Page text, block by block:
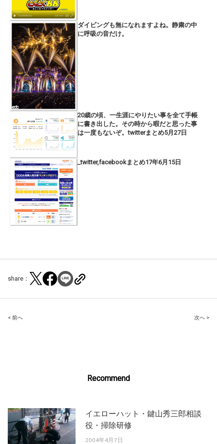
ダイビングも無になれますよね。静粛の中
に呼吸の音だけ。
20歳の頃、一生涯にやりたい事を全て手帳
に書き出した。その時から暇だと思った事
は一度もないぞ。twitterまとめ5月27日
_twitter,facebookまとめ17年6月15日
share：
Post
< 前へ 次へ >
Recommend
イエローハット・鍵山秀三郎相談
役・掃除研修
2004年4月7日